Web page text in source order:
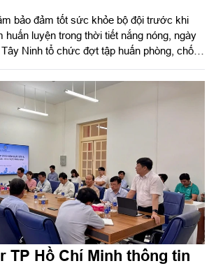
bảo đảm tốt sức khỏe bộ đội trước khi
huấn luyện trong thời tiết nắng nóng, ngày
Ninh tổ chức đợt tập huấn phòng, chống
thực phẩm năm 2026 cho cán bộ, chiến sĩ
TP Hồ Chí Minh thông tin